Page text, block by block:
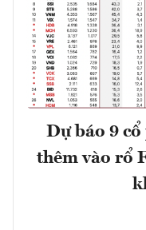
Dự báo 9
thêm vào rổ